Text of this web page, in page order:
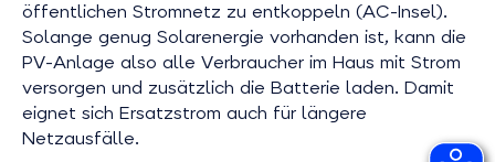
öffentlichen Stromnetz zu entkoppeln (AC-Insel).
Solange genug Solarenergie vorhanden ist, kann die
PV-Anlage also alle Verbraucher im Haus mit Strom
versorgen und zusätzlich die Batterie laden. Damit
eignet sich Ersatzstrom auch für längere
Netzausfälle.